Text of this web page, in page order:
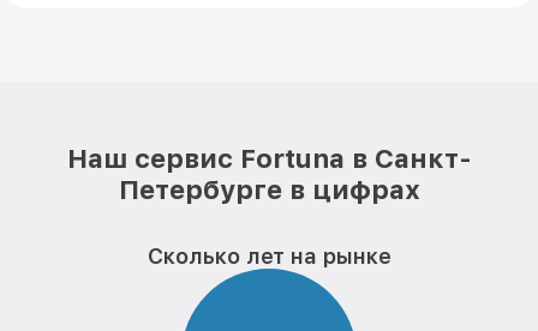
Наш сервис Fortuna в Санкт-
Петербурге в цифрах
Сколько лет на рынке